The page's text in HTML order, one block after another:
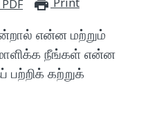
என்ன மற்றும்
நீங்கள் என்ன
கற்றுக்